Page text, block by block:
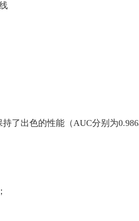
了出色的性能（AUC分别为